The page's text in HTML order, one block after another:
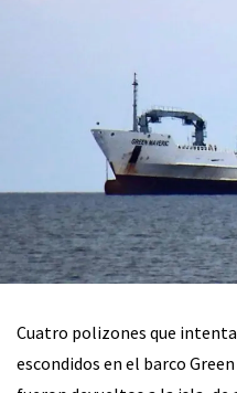
Cuatro polizones que
escondidos en el barco